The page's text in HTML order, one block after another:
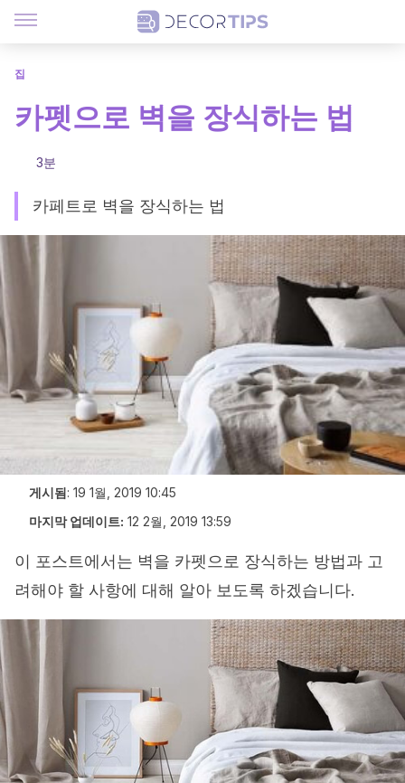
집
카펫으로 벽을 장식하는 법
3분
카페트로 벽을 장식하는 법
게시됨: 19 1월, 2019 10:45
마지막 업데이트: 12 2월, 2019 13:59
이 포스트에서는 벽을 카펫으로 장식하는 방법과 고
려해야 할 사항에 대해 알아 보도록 하겠습니다.